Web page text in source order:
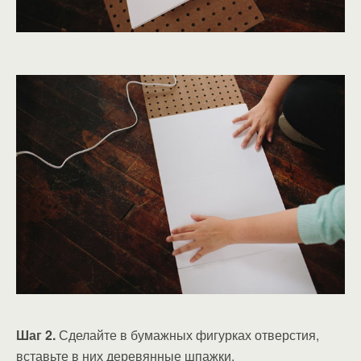
Шаг 2.Сделайте в бумажных фигурках отверстия,
вставьте в них деревянные шпажки.